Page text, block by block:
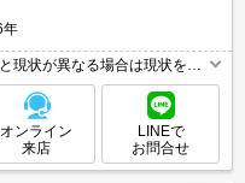
現状が異なる場合は現状を優
オンライン
来店
LINEで
お問合せ